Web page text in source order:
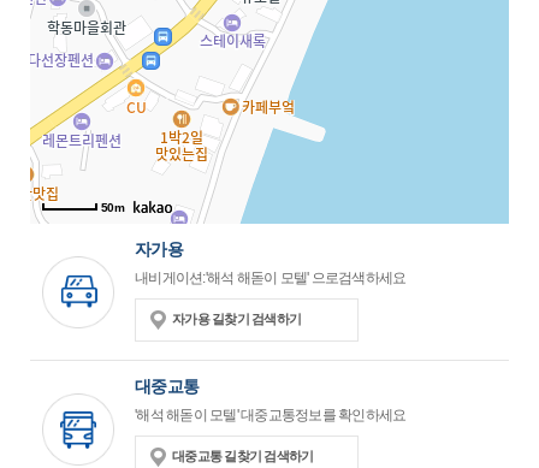
50m
자가용
내비게이션:'해석 해돋이 모텔' 으로검색하세요
자가용 길찾기 검색하기
대중교통
'해석 해돋이 모텔' 대중교통정보를 확인하세요
대중교통 길찾기 검색하기